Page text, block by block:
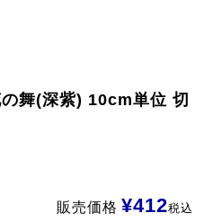
舞(深紫) 10cm単位 切
販売価格 ¥412税込